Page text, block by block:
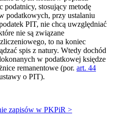
podatnicy, stosujący metodę
podatkowych, przy ustalaniu
PIT, nie chcą uwzględniać
nie są związane
to na koniec
spis z natury. Wtedy dochód
w podatkowej księdze
remanentowe (por. art. 44
o PIT).
zapisów w PKPiR >